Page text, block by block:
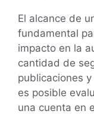
El alcance de
fundamental
impacto en la
cantidad de
publicaciones
es posible
una cuenta en